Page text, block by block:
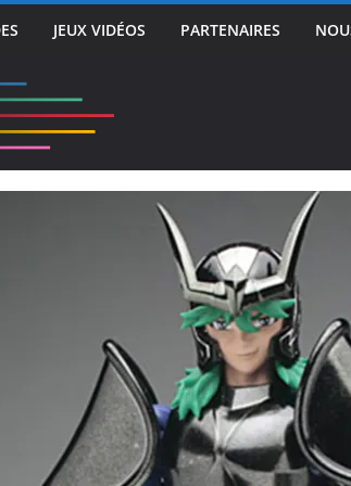
JEUX VIDÉOS PARTENAIRES